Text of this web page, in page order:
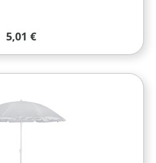
Regulärer Preis:
5,01 €